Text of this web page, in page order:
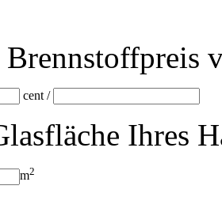
cent /
Ihres
m2